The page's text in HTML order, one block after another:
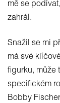
mě se
zahrál.
Snažil se mi
má své
figurku, může
specifickém
Bobby